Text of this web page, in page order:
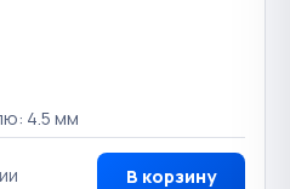
4.5 мм
В корзину